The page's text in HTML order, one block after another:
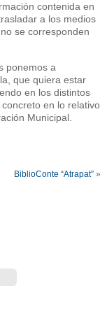
contenida en
a los medios
se corresponden
ponemos a
que quiera estar
en los distintos
en lo relativo
Municipal.
BiblioConte “Atrapat” »